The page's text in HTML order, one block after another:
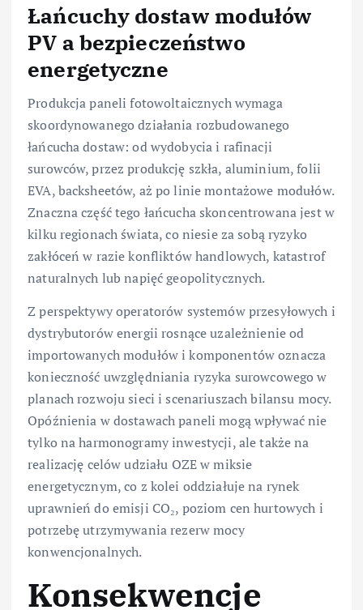
Łańcuchy dostaw modułów
PV a bezpieczeństwo
energetyczne
Produkcja paneli fotowoltaicznych wymaga
skoordynowanego działania rozbudowanego
łańcucha dostaw: od wydobycia i rafinacji
surowców, przez produkcję szkła, aluminium, folii
EVA, backsheetów, aż po linie montażowe modułów.
Znaczna część tego łańcucha skoncentrowana jest w
kilku regionach świata, co niesie za sobą ryzyko
zakłóceń w razie konfliktów handlowych, katastrof
naturalnych lub napięć geopolitycznych.
Z perspektywy operatorów systemów przesyłowych i
dystrybutorów energii rosnące uzależnienie od
importowanych modułów i komponentów oznacza
konieczność uwzględniania ryzyka surowcowego w
planach rozwoju sieci i scenariuszach bilansu mocy.
Opóźnienia w dostawach paneli mogą wpływać nie
tylko na harmonogramy inwestycji, ale także na
realizację celów udziału OZE w miksie
energetycznym, co z kolei oddziałuje na rynek
uprawnień do emisji CO₂, poziom cen hurtowych i
potrzebę utrzymywania rezerw mocy
konwencjonalnych.
Konsekwencje